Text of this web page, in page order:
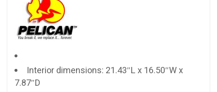
Interior dimensions: 21.43″L x 16.50″W x
7.87″D